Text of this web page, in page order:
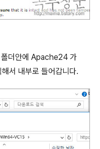
더안에 Apache24 가
서 내부로 들어갑니다.